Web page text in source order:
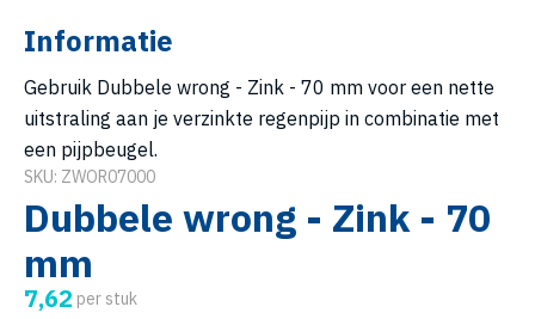
Informatie
Gebruik Dubbele wrong - Zink - 70 mm voor een nette
uitstraling aan je verzinkte regenpijp in combinatie met
een pijpbeugel.
SKU: ZWOR07000
Dubbele wrong - Zink - 70
mm
7,62 per stuk